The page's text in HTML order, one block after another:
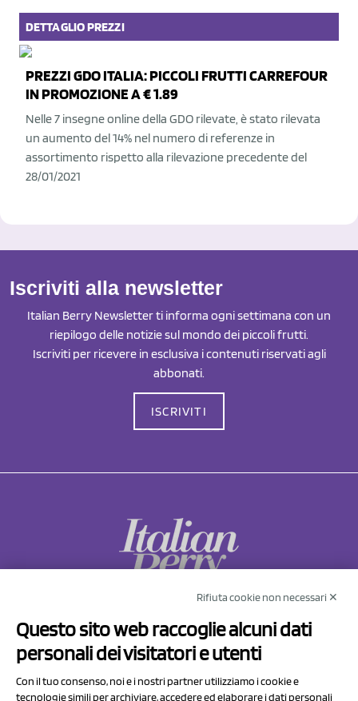
DETTAGLIOPREZZI
PREZZI GDO ITALIA: PICCOLI FRUTTI CARREFOUR
IN PROMOZIONE A € 1.89
Nelle 7 insegne online della GDO rilevate, è stato rilevata
un aumento del 14% nel numero di referenze in
assortimento rispetto alla rilevazione precedente del
28/01/2021
Iscriviti alla newsletter
Italian Berry Newsletter ti informa ogni settimana con un
riepilogo delle notizie sul mondo dei piccoli frutti.
Iscriviti per ricevere in esclusiva i contenuti riservati agli
abbonati.
ISCRIVITI
Via Prov.le Sassuolo Vignola 315/1
41057 Spilamberto (MO)
Rifiuta cookie non necessari ✕
Questo sito web raccoglie alcuni dati
personali dei visitatori e utenti
Con il tuo consenso, noi e i nostri partner utilizziamo i cookie e
tecnologie simili per archiviare, accedere ed elaborare i dati personali